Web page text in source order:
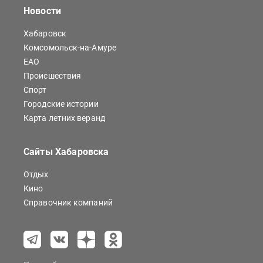
Новости
Хабаровск
Комсомольск-на-Амуре
ЕАО
Происшествия
Спорт
Городские истории
Карта летних веранд
Сайты Хабаровска
Отдых
Кино
Справочник компаний